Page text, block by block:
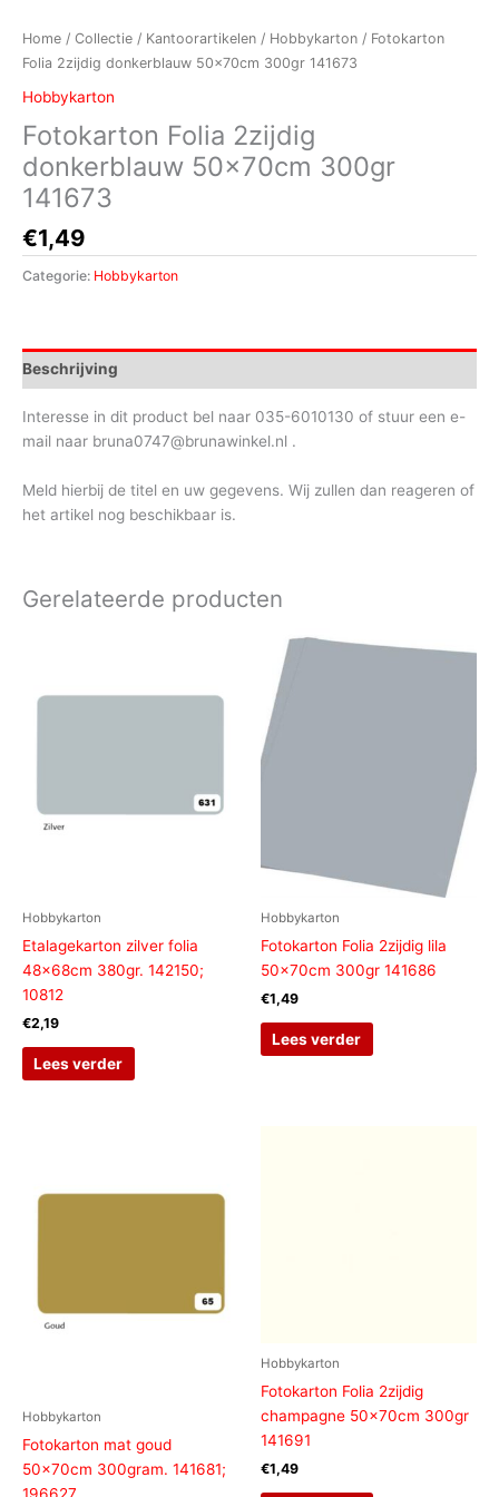
Home / Collectie / Kantoorartikelen / Hobbykarton / Fotokarton
Folia 2zijdig donkerblauw 50x70cm 300gr 141673
Hobbykarton
Fotokarton Folia 2zijdig
donkerblauw 50x70cm 300gr
141673
€1,49
Categorie: Hobbykarton
Beschrijving
Interesse in dit product bel naar 035-6010130 of stuur een e-
mail naar bruna0747@brunawinkel.nl .
Meld hierbij de titel en uw gegevens. Wij zullen dan reageren of
het artikel nog beschikbaar is.
Gerelateerde producten
Hobbykarton
Etalagekarton zilver folia
48x68cm 380gr. 142150;
10812
€2,19
Lees verder
Hobbykarton
Fotokarton Folia 2zijdig lila
50x70cm 300gr 141686
€1,49
Lees verder
Hobbykarton
Fotokarton mat goud
50x70cm 300gram. 141681;
196627
Hobbykarton
Fotokarton Folia 2zijdig
champagne 50x70cm 300gr
141691
€1,49